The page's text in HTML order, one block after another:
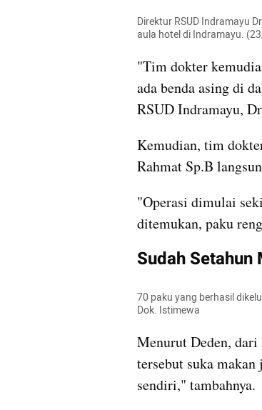
Direktur RSUD Indramayu
aula hotel di Indramayu.
"Tim dokter
ada benda asing di
RSUD Indramayu,
Kemudian, tim
Rahmat Sp.B
"Operasi dimulai
ditemukan, paku
Sudah Setahun
70 paku yang berhasil
Dok. Istimewa
Menurut Deden, dari
tersebut suka
sendiri," tambahnya.